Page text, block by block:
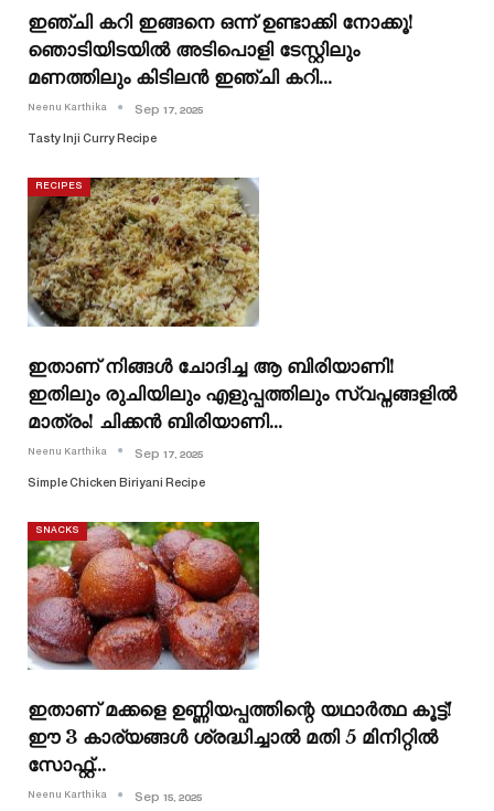
ഇഞ്ചി കറി ഇങ്ങനെ ഒന്ന് ഉണ്ടാക്കി നോക്കൂ!
ഞൊടിയിടയിൽ അടിപൊളി ടേസ്റ്റിലും
മണത്തിലും കിടിലൻ ഇഞ്ചി കറി…
Neenu Karthika Sep 17, 2025
Tasty Inji Curry Recipe
RECIPES
ഇതാണ് നിങ്ങൾ ചോദിച്ച ആ ബിരിയാണി!
ഇതിലും രുചിയിലും എളുപ്പത്തിലും സ്വപ്നങ്ങളിൽ
മാത്രം! ചിക്കൻ ബിരിയാണി…
Neenu Karthika Sep 17, 2025
Simple Chicken Biriyani Recipe
SNACKS
ഇതാണ് മക്കളെ ഉണ്ണിയപ്പത്തിന്റെ യഥാർത്ഥ കൂട്ട്!
ഈ 3 കാര്യങ്ങൾ ശ്രദ്ധിച്ചാൽ മതി 5 മിനിറ്റിൽ
സോഫ്റ്റ്…
Neenu Karthika Sep 15, 2025